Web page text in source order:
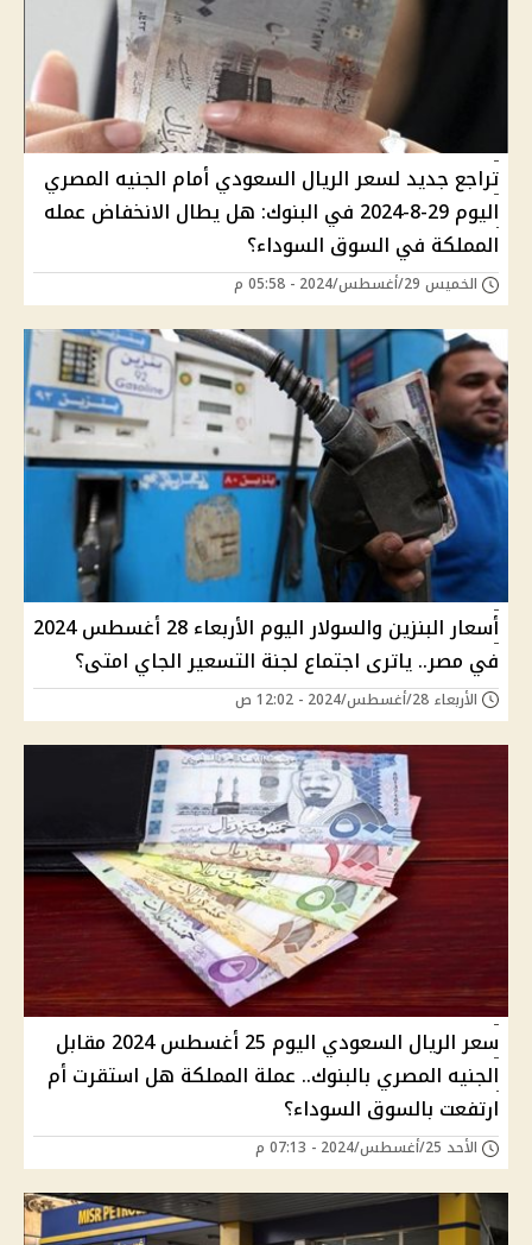
تراجع جديد لسعر الريال السعودي أمام الجنيه المصري
اليوم 29-8-2024 في البنوك: هل يطال الانخفاض عمله
المملكة في السوق السوداء؟
الخميس 29/أغسطس/2024 - 05:58 م
أسعار البنزين والسولار اليوم الأربعاء 28 أغسطس 2024
في مصر.. ياترى اجتماع لجنة التسعير الجاي امتى؟
الأربعاء 28/أغسطس/2024 - 12:02 ص
سعر الريال السعودي اليوم 25 أغسطس 2024 مقابل
الجنيه المصري بالبنوك.. عملة المملكة هل استقرت أم
ارتفعت بالسوق السوداء؟
الأحد 25/أغسطس/2024 - 07:13 م